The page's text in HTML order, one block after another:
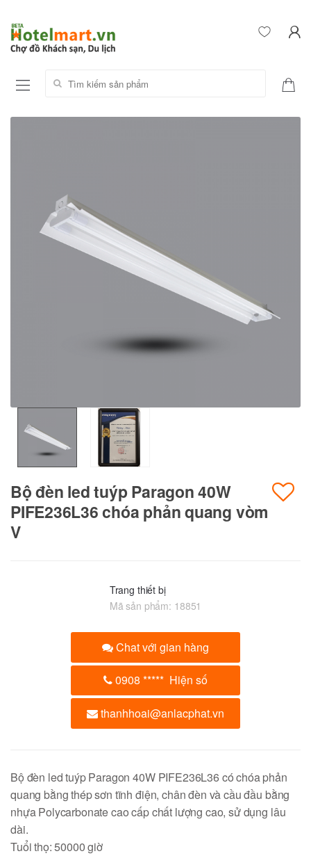
Tìm kiếm sản phẩm:
Bộ đèn led tuýp Paragon 40W
PIFE236L36 chóa phản quang vòm
V
Trang thiết bị
Mã sản phẩm: 18851
Chat với gian hàng
0908 ***** Hiện số
thanhhoai@anlacphat.vn
Bộ đèn led tuýp Paragon 40W PIFE236L36 có chóa phản
quang bằng thép sơn tĩnh điện, chân đèn và cầu đầu bằng
nhựa Polycarbonate cao cấp chất lượng cao, sử dụng lâu
dài.
Tuổi thọ: 50000 giờ